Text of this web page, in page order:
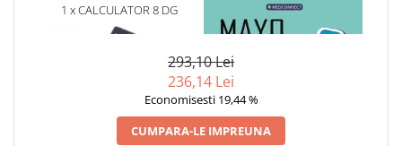
1 x CALCULATOR 8 DG
1 x MAYO CLINIC. CARTEA
ESENTIALA DESPRE DIABETUL
293,10 Lei
236,14 Lei
Economisesti 19,44 %
CUMPARA-LE IMPREUNA